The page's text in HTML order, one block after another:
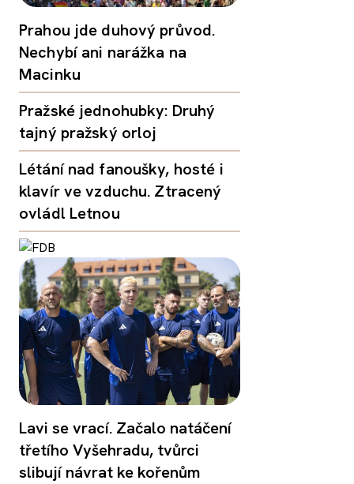
Prahou jde duhový průvod.
Nechybí ani narážka na
Macinku
Pražské jednohubky: Druhý
tajný pražský orloj
Létání nad fanoušky, hosté i
klavír ve vzduchu. Ztracený
ovládl Letnou
Lavi se vrací. Začalo natáčení
třetího Vyšehradu, tvůrci
slibují návrat ke kořenům